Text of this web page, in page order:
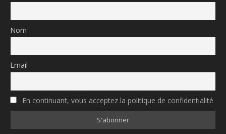
Nom
Email
En continuant, vous acceptez la politique de confidentialité